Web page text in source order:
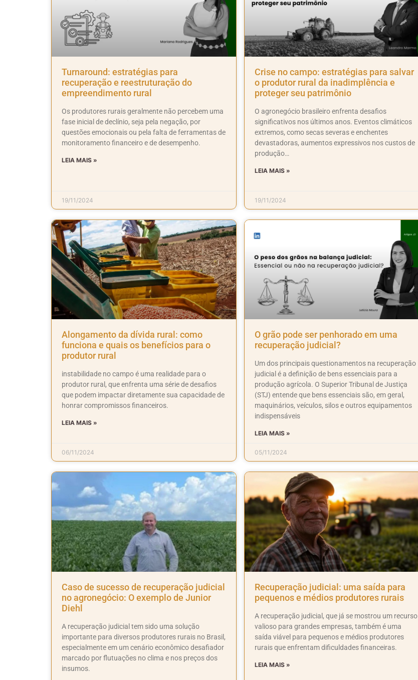
Turnaround: estratégias para
recuperação e reestruturação do
empreendimento rural
Os produtores rurais geralmente não percebem uma
fase inicial de declínio, seja pela negação, por
questões emocionais ou pela falta de ferramentas de
monitoramento financeiro e de desempenho.
LEIA MAIS »
19/11/2024
Crise no campo: estratégias para salvar
o produtor rural da inadimplência e
proteger seu patrimônio
O agronegócio brasileiro enfrenta desafios
significativos nos últimos anos. Eventos climáticos
extremos, como secas severas e enchentes
devastadoras, aumentos expressivos nos custos de
produção…
LEIA MAIS »
19/11/2024
Alongamento da dívida rural: como
funciona e quais os benefícios para o
produtor rural
instabilidade no campo é uma realidade para o
produtor rural, que enfrenta uma série de desafios
que podem impactar diretamente sua capacidade de
honrar compromissos financeiros.
LEIA MAIS »
06/11/2024
O grão pode ser penhorado em uma
recuperação judicial?
Um dos principais questionamentos na recuperação
judicial é a definição de bens essenciais para a
produção agrícola. O Superior Tribunal de Justiça
(STJ) entende que bens essenciais são, em geral,
maquinários, veículos, silos e outros equipamentos
indispensáveis
LEIA MAIS »
05/11/2024
Caso de sucesso de recuperação judicial
no agronegócio: O exemplo de Junior
Diehl
A recuperação judicial tem sido uma solução
importante para diversos produtores rurais no Brasil,
especialmente em um cenário econômico desafiador
marcado por flutuações no clima e nos preços dos
insumos.
Recuperação judicial: uma saída para
pequenos e médios produtores rurais
A recuperação judicial, que já se mostrou um recurso
valioso para grandes empresas, também é uma
saída viável para pequenos e médios produtores
rurais que enfrentam dificuldades financeiras.
LEIA MAIS »